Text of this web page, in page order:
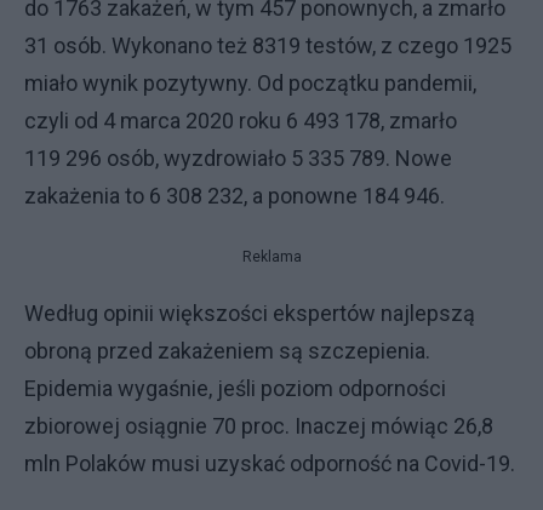
do 1763 zakażeń, w tym 457 ponownych, a zmarło
31 osób. Wykonano też 8319 testów, z czego 1925
miało wynik pozytywny. Od początku pandemii,
czyli od 4 marca 2020 roku 6 493 178, zmarło
119 296 osób, wyzdrowiało 5 335 789. Nowe
zakażenia to 6 308 232, a ponowne 184 946.
Reklama
Według opinii większości ekspertów najlepszą
obroną przed zakażeniem są szczepienia.
Epidemia wygaśnie, jeśli poziom odporności
zbiorowej osiągnie 70 proc. Inaczej mówiąc 26,8
mln Polaków musi uzyskać odporność na Covid-19.